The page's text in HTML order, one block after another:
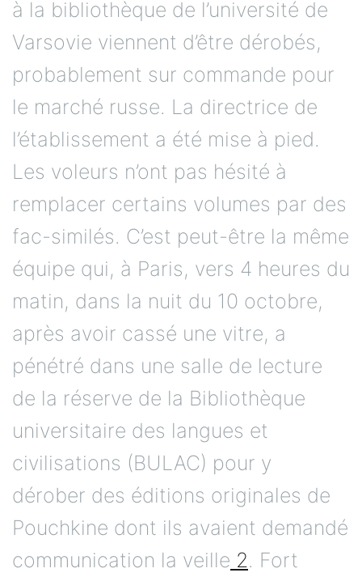
à la bibliothèque de l’université de
Varsovie viennent d’être dérobés,
probablement sur commande pour
le marché russe. La directrice de
l’établissement a été mise à pied.
Les voleurs n’ont pas hésité à
remplacer certains volumes par des
fac-similés. C’est peut-être la même
équipe qui, à Paris, vers 4 heures du
matin, dans la nuit du 10 octobre,
après avoir cassé une vitre, a
pénétré dans une salle de lecture
de la réserve de la Bibliothèque
universitaire des langues et
civilisations (BULAC) pour y
dérober des éditions originales de
Pouchkine dont ils avaient demandé
communication la veille 2. Fort